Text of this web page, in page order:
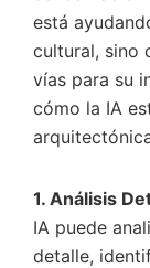
está
cultural, sino
vías para su
cómo la IA
1. Análisis
IA puede
detalle,